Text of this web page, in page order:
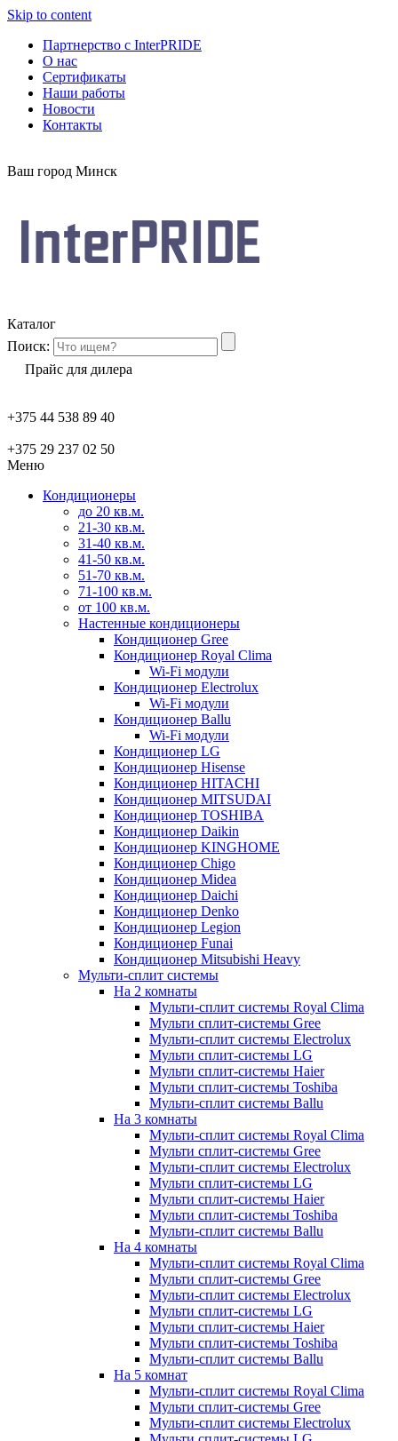
Skip to content
Партнерство с InterPRIDE
О нас
Сертификаты
Наши работы
Новости
Контакты
Ваш город Минск
Каталог
Поиск:
Прайс для дилера
+375 44 538 89 40
+375 29 237 02 50
Меню
Кондиционеры
до 20 кв.м.
21-30 кв.м.
31-40 кв.м.
41-50 кв.м.
51-70 кв.м.
71-100 кв.м.
от 100 кв.м.
Настенные кондиционеры
Кондиционер Gree
Кондиционер Royal Clima
Wi-Fi модули
Кондиционер Electrolux
Wi-Fi модули
Кондиционер Ballu
Wi-Fi модули
Кондиционер LG
Кондиционер Hisense
Кондиционер HITACHI
Кондиционер MITSUDAI
Кондиционер TOSHIBA
Кондиционер Daikin
Кондиционер KINGHOME
Кондиционер Chigo
Кондиционер Midea
Кондиционер Daichi
Кондиционер Denko
Кондиционер Legion
Кондиционер Funai
Кондиционер Mitsubishi Heavy
Мульти-сплит системы
На 2 комнаты
Мульти-сплит системы Royal Clima
Мульти сплит-системы Gree
Мульти-сплит системы Electrolux
Мульти сплит-системы LG
Мульти сплит-системы Haier
Мульти сплит-системы Toshiba
Мульти-сплит системы Ballu
На 3 комнаты
Мульти-сплит системы Royal Clima
Мульти сплит-системы Gree
Мульти-сплит системы Electrolux
Мульти сплит-системы LG
Мульти сплит-системы Haier
Мульти сплит-системы Toshiba
Мульти-сплит системы Ballu
На 4 комнаты
Мульти-сплит системы Royal Clima
Мульти сплит-системы Gree
Мульти-сплит системы Electrolux
Мульти сплит-системы LG
Мульти сплит-системы Haier
Мульти сплит-системы Toshiba
Мульти-сплит системы Ballu
На 5 комнат
Мульти-сплит системы Royal Clima
Мульти сплит-системы Gree
Мульти-сплит системы Electrolux